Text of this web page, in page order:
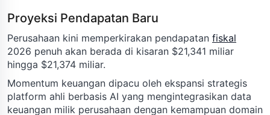
Proyeksi Pendapatan Baru
Perusahaan kini memperkirakan pendapatan fiskal
2026 penuh akan berada di kisaran $21,341 miliar
hingga $21,374 miliar.
Momentum keuangan dipacu oleh ekspansi strategis
platform ahli berbasis AI yang mengintegrasikan data
keuangan milik perusahaan dengan kemampuan domain